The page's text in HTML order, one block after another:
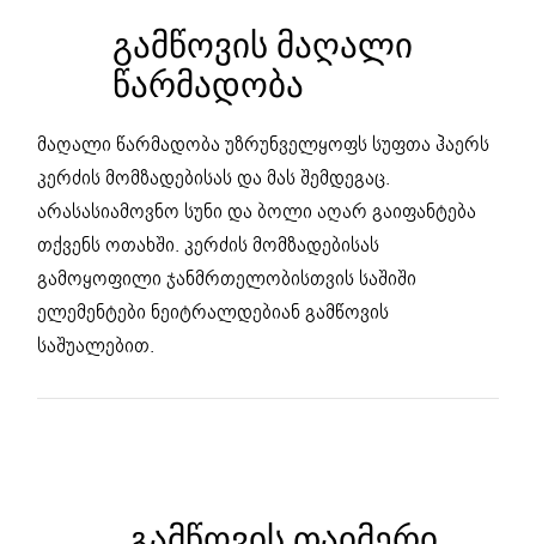
ᲒᲐᲛᲬᲝᲕᲘᲡ ᲛᲐᲦᲐᲚᲘ
ᲬᲐᲠᲛᲐᲓᲝᲑᲐ
მაღალი წარმადობა უზრუნველყოფს სუფთა ჰაერს
კერძის მომზადებისას და მას შემდეგაც.
არასასიამოვნო სუნი და ბოლი აღარ გაიფანტება
თქვენს ოთახში. კერძის მომზადებისას
გამოყოფილი ჯანმრთელობისთვის საშიში
ელემენტები ნეიტრალდებიან გამწოვის
საშუალებით.